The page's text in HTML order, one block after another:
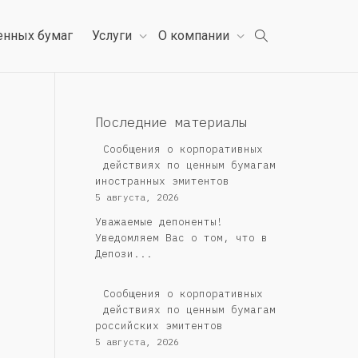
бумаг Услуги О компании
Последние материалы
Сообщения о корпоративных
действиях по ценным бумагам
иностранных эмитентов
5 августа, 2026
Уважаемые депоненты!
Уведомляем Вас о том, что в
Депози...
Cообщения о корпоративных
действиях по ценным бумагам
российских эмитентов
5 августа, 2026